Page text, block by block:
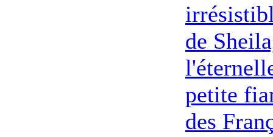
de
petite
des